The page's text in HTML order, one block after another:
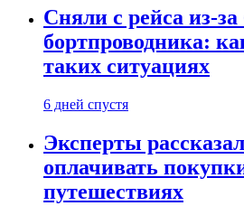
Сняли с рейса из-за
бортпроводника:
таких ситуациях
6 дней спустя
Эксперты
оплачивать
путешествиях